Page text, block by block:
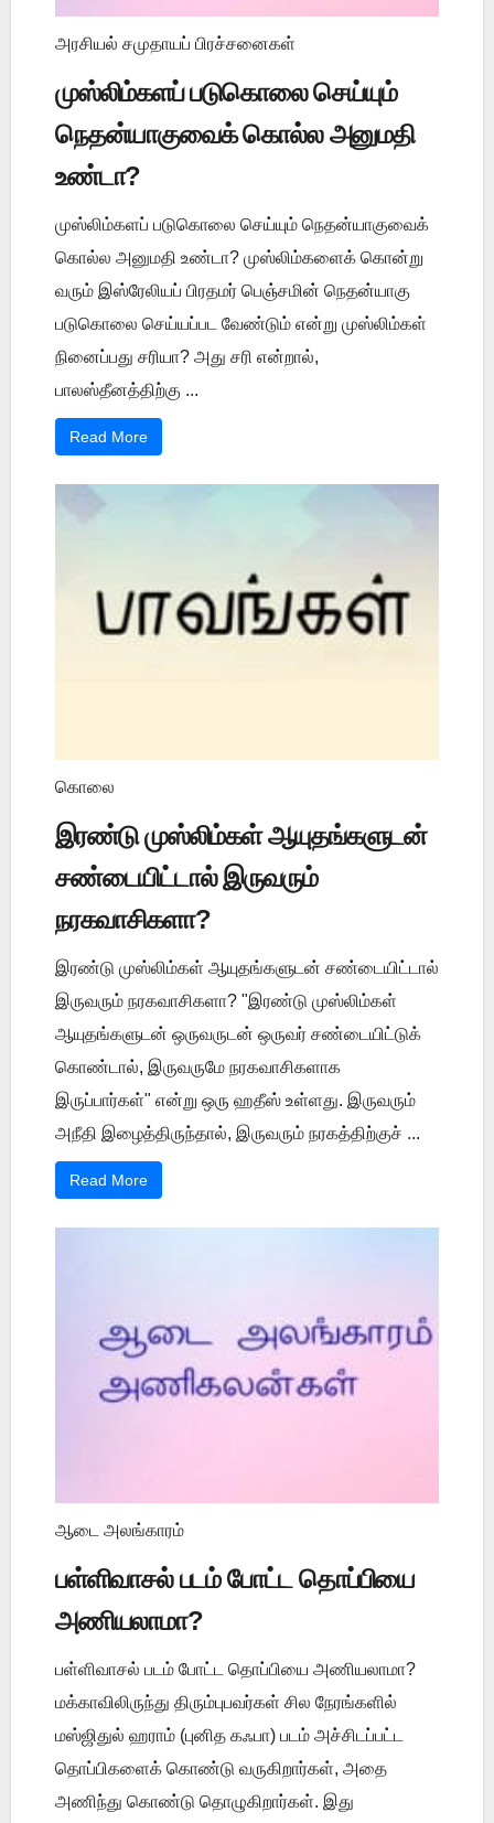
அரசியல் சமுதாயப் பிரச்சனைகள்
முஸ்லிம்களப் படுகொலை செய்யும்
நெதன்யாகுவைக் கொல்ல அனுமதி
உண்டா?
முஸ்லிம்களப் படுகொலை செய்யும் நெதன்யாகுவைக்
கொல்ல அனுமதி உண்டா? முஸ்லிம்களைக் கொன்று
வரும் இஸ்ரேலியப் பிரதமர் பெஞ்சமின் நெதன்யாகு
படுகொலை செய்யப்பட வேண்டும் என்று முஸ்லிம்கள்
நினைப்பது சரியா? அது சரி என்றால்,
பாலஸ்தீனத்திற்கு ...
Read More
கொலை
இரண்டு முஸ்லிம்கள் ஆயுதங்களுடன்
சண்டையிட்டால் இருவரும்
நரகவாசிகளா?
இரண்டு முஸ்லிம்கள் ஆயுதங்களுடன் சண்டையிட்டால்
இருவரும் நரகவாசிகளா? "இரண்டு முஸ்லிம்கள்
ஆயுதங்களுடன் ஒருவருடன் ஒருவர் சண்டையிட்டுக்
கொண்டால், இருவருமே நரகவாசிகளாக
இருப்பார்கள்" என்று ஒரு ஹதீஸ் உள்ளது. இருவரும்
அநீதி இழைத்திருந்தால், இருவரும் நரகத்திற்குச் ...
Read More
ஆடை அலங்காரம்
பள்ளிவாசல் படம் போட்ட தொப்பியை
அணியலாமா?
பள்ளிவாசல் படம் போட்ட தொப்பியை அணியலாமா?
மக்காவிலிருந்து திரும்புபவர்கள் சில நேரங்களில்
மஸ்ஜிதுல் ஹராம் (புனித கஃபா) படம் அச்சிடப்பட்ட
தொப்பிகளைக் கொண்டு வருகிறார்கள், அதை
அணிந்து கொண்டு தொழுகிறார்கள். இது